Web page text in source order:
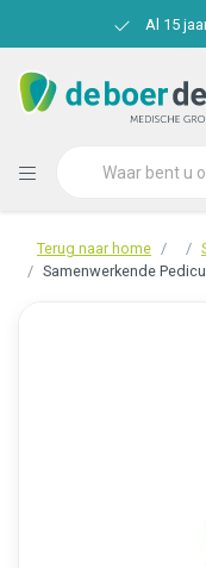
Al 15
Terug naar home
Samenwerkende